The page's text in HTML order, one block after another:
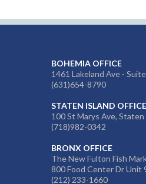
BOHEMIA OFFICE
1461 Lakeland Ave -
(631)654-8790
STATEN ISLAND OFFICE
100 St Marys Ave,
(718)982-0342
BRONX OFFICE
The New Fulton Fish
800 Food Center Dr Unit
(212) 233-1660